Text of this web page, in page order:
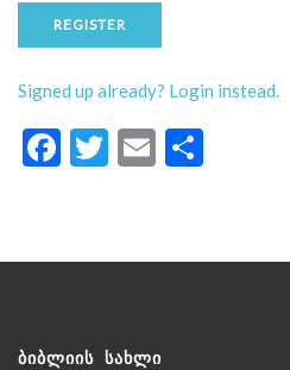
REGISTER
Signed up already? Login instead.
Facebook
Twitter
Email
ᲑᲘᲑᲚᲘᲘᲡ ᲡᲐᲮᲚᲘ